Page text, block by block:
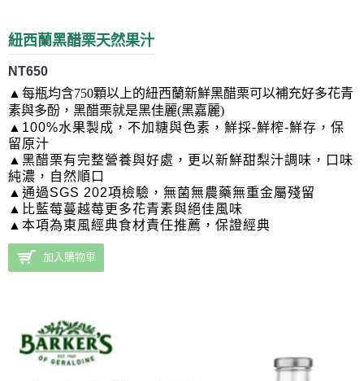
紐西蘭黑醋栗天然果汁
NT650
▲ 每瓶均含750顆以上的紐西蘭新鮮黑醋栗可以補充好多花青
素與多酚，黑醋栗就是黑佳麗(黑嘉麗)
▲100%水果製成，不加糖與色素，鮮採-鮮榨-鮮存，保
留原汁
▲黑醋栗有完整營養與好處，更以新鮮甜梨汁調味， 口味
純濃， 自然順口
▲通過SGS 202項檢驗，無菌無農藥無重金屬殘留
▲比藍莓蔓越莓更多花青素與絕佳風味
▲本項為東風經典食材責任推薦，保證經典
加入購物車